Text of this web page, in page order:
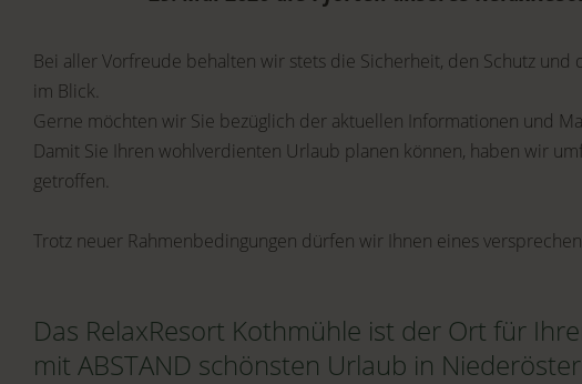
Bei aller Vorfreude behalten wir stets die Sicherheit, den Schutz
im Blick.
Gerne möchten wir Sie bezüglich der aktuellen Informationen und
Damit Sie Ihren wohlverdienten Urlaub planen können, haben wir
getroffen.
Trotz neuer Rahmenbedingungen dürfen wir Ihnen eines
Das RelaxResort Kothmühle ist der Ort für
mit ABSTAND schönsten Urlaub in